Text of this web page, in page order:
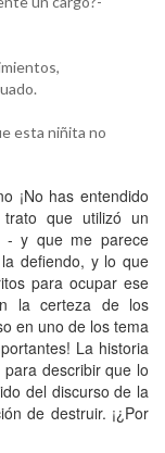
esta niñita no
¡No has entendido
que utilizó un
- y que me parece
defiendo, y lo que
para ocupar ese
la certeza de los
en uno de los tema
La historia
describir que lo
del discurso de la
de destruir. ¡¿Por